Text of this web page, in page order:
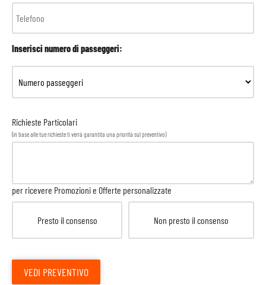
Inserisci numero di passeggeri:
Richieste Particolari
(in base alle tue richieste ti verrà garantita una priorità sul preventivo)
per ricevere Promozioni e Offerte personalizzate
Presto il consenso Non presto il consenso
VEDI PREVENTIVO